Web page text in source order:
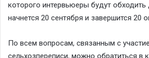
которого интервьюеры будут обходить
начнется 20 сентября и завершится 20
По всем вопросам, связанным с
сельхозпереписи, можно обратиться в